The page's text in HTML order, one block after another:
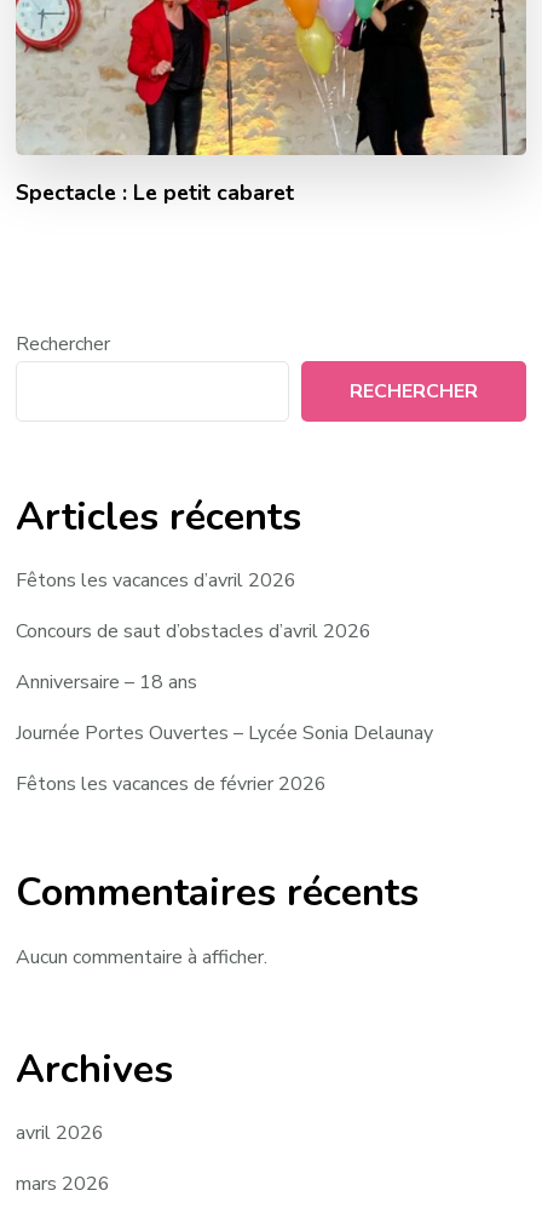
Spectacle : Le petit cabaret
Rechercher
RECHERCHER
Articles récents
Fêtons les vacances d’avril 2026
Concours de saut d’obstacles d’avril 2026
Anniversaire – 18 ans
Journée Portes Ouvertes – Lycée Sonia Delaunay
Fêtons les vacances de février 2026
Commentaires récents
Aucun commentaire à afficher.
Archives
avril 2026
mars 2026